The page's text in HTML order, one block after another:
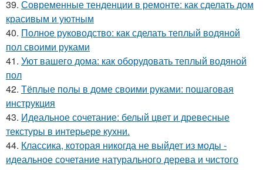
39. Современные тенденции в ремонте: как сделать дом
красивым и уютным
40. Полное руководство: как сделать теплый водяной
пол своими руками
41. Уют вашего дома: как оборудовать теплый водяной
пол
42. Тёплые полы в доме своими руками: пошаговая
инструкция
43. Идеальное сочетание: белый цвет и древесные
текстуры в интерьере кухни.
44. Классика, которая никогда не выйдет из моды -
идеальное сочетание натурального дерева и чистого